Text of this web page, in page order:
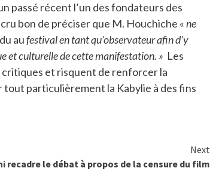
passé récent l’un des fondateurs des
bon de préciser que M. Houchiche «ne
aufestival en tant qu’observateur afin d’y
et culturelle de cette manifestation. » Les
critiques et risquent de renforcer la
particulièrement la Kabylie à des fins
Next
recadre le débat à propos de la censure du film